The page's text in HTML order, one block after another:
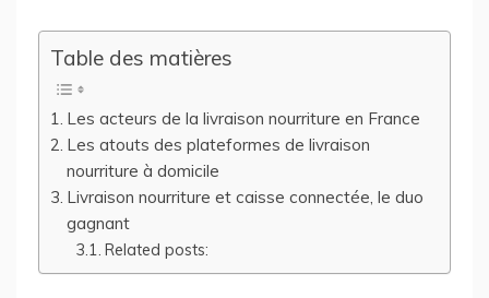
Table des matières
Les acteurs de la livraison nourriture en France
Les atouts des plateformes de livraison
nourriture à domicile
Livraison nourriture et caisse connectée, le duo
gagnant
Related posts: